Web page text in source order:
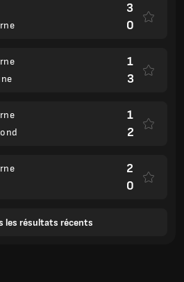
3
0
1
3
1
2
2
0
les résultats récents